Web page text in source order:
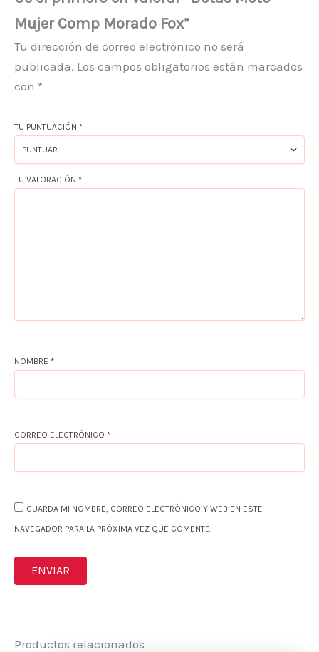
Mujer Comp Morado Fox”
Tu dirección de correo electrónico no será
publicada. Los campos obligatorios están marcados
con *
TU PUNTUACIÓN *
TU VALORACIÓN *
NOMBRE *
CORREO ELECTRÓNICO *
GUARDA MI NOMBRE, CORREO ELECTRÓNICO Y WEB EN ESTE
NAVEGADOR PARA LA PRÓXIMA VEZ QUE COMENTE.
Productos relacionados